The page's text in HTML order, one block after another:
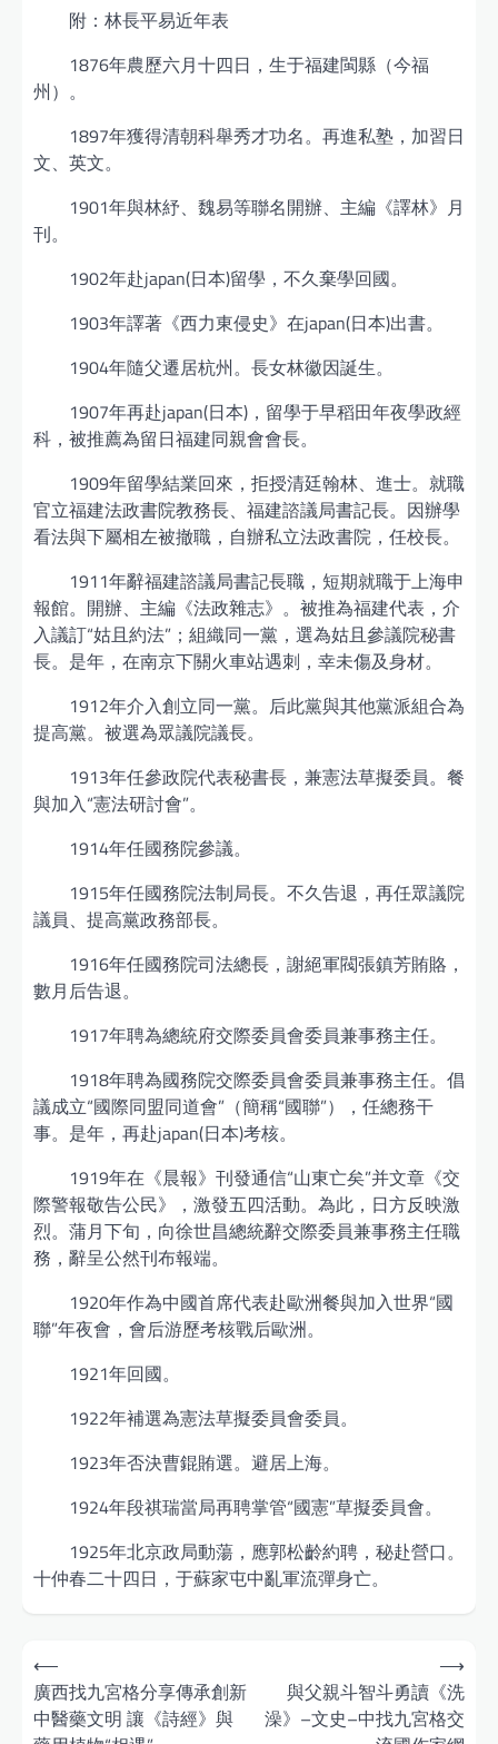
附：林長平易近年表
1876年農歷六月十四日，生于福建閩縣（今福
州）。
1897年獲得清朝科舉秀才功名。再進私塾，加習日
文、英文。
1901年與林紓、魏易等聯名開辦、主編《譯林》月
刊。
1902年赴japan(日本)留學，不久棄學回國。
1903年譯著《西力東侵史》在japan(日本)出書。
1904年隨父遷居杭州。長女林徽因誕生。
1907年再赴japan(日本)，留學于早稻田年夜學政經
科，被推薦為留日福建同親會會長。
1909年留學結業回來，拒授清廷翰林、進士。就職
官立福建法政書院教務長、福建諮議局書記長。因辦學
看法與下屬相左被撤職，自辦私立法政書院，任校長。
1911年辭福建諮議局書記長職，短期就職于上海申
報館。開辦、主編《法政雜志》。被推為福建代表，介
入議訂“姑且約法”；組織同一黨，選為姑且參議院秘書
長。是年，在南京下關火車站遇刺，幸未傷及身材。
1912年介入創立同一黨。后此黨與其他黨派組合為
提高黨。被選為眾議院議長。
1913年任參政院代表秘書長，兼憲法草擬委員。餐
與加入“憲法研討會”。
1914年任國務院參議。
1915年任國務院法制局長。不久告退，再任眾議院
議員、提高黨政務部長。
1916年任國務院司法總長，謝絕軍閥張鎮芳賄賂，
數月后告退。
1917年聘為總統府交際委員會委員兼事務主任。
1918年聘為國務院交際委員會委員兼事務主任。倡
議成立“國際同盟同道會”（簡稱“國聯”），任總務干
事。是年，再赴japan(日本)考核。
1919年在《晨報》刊發通信“山東亡矣”并文章《交
際警報敬告公民》，激發五四活動。為此，日方反映激
烈。蒲月下旬，向徐世昌總統辭交際委員兼事務主任職
務，辭呈公然刊布報端。
1920年作為中國首席代表赴歐洲餐與加入世界“國
聯”年夜會，會后游歷考核戰后歐洲。
1921年回國。
1922年補選為憲法草擬委員會委員。
1923年否決曹錕賄選。避居上海。
1924年段祺瑞當局再聘掌管“國憲”草擬委員會。
1925年北京政局動蕩，應郭松齡約聘，秘赴營口。
十仲春二十四日，于蘇家屯中亂軍流彈身亡。
Post
navigation
⟵
廣西找九宮格分享傳承創新
中醫藥文明 讓《詩經》與
與父親斗智斗勇讀《洗
澡》–文史–中找九宮格交
⟶